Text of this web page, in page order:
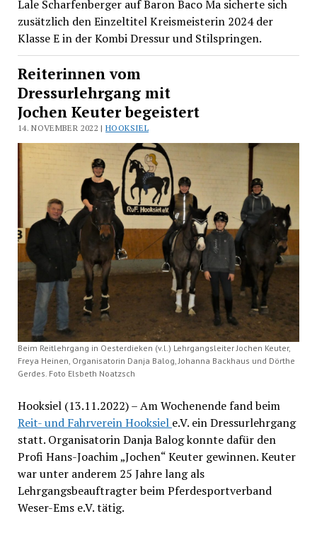
Lale Scharfenberger auf Baron Baco Ma sicherte sich
zusätzlich den Einzeltitel Kreismeisterin 2024 der
Klasse E in der Kombi Dressur und Stilspringen.
Reiterinnen vom
Dressurlehrgang mit
Jochen Keuter begeistert
14. NOVEMBER 2022 |HOOKSIEL
Beim Reitlehrgang in Oesterdieken (v.l.) Lehrgangsleiter Jochen Keuter,
Freya Heinen, Organisatorin Danja Balog, Johanna Backhaus und Dörthe
Gerdes. Foto Elsbeth Noatzsch
Hooksiel (13.11.2022) – Am Wochenende fand beim
Reit- und Fahrverein Hooksiel e.V. ein Dressurlehrgang
statt. Organisatorin Danja Balog konnte dafür den
Profi Hans-Joachim „Jochen“ Keuter gewinnen. Keuter
war unter anderem 25 Jahre lang als
Lehrgangsbeauftragter beim Pferdesportverband
Weser-Ems e.V. tätig.